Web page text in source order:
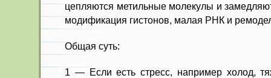
цепляются метильные молекулы и
модификация гистонов, малая РНК и
Общая суть:
1 — Если есть стресс, например холод,